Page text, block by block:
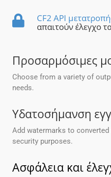
CF2 API
απαιτούν έλεγχο
Προσαρμόσιμες
Choose from a variety of
needs.
Υδατοσήμανση
Add watermarks to
security purposes.
Ασφάλεια και